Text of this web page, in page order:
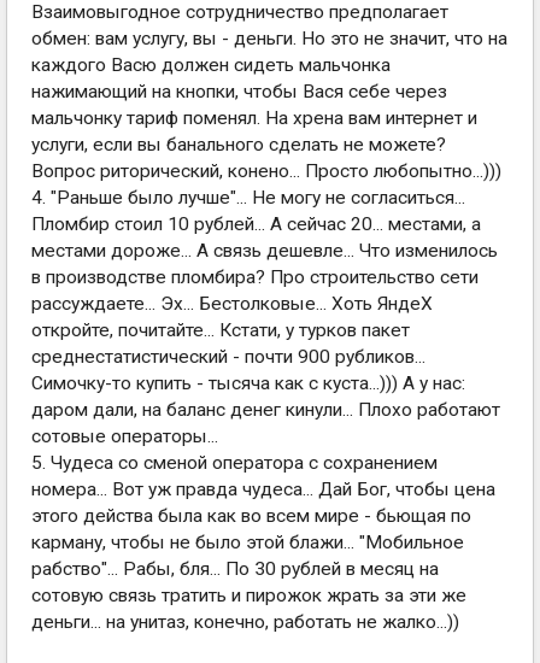
Взаимовыгодное сотрудничество предполагает
обмен: вам услугу, вы - деньги. Но это не значит, что на
каждого Васю должен сидеть мальчонка
нажимающий на кнопки, чтобы Вася себе через
мальчонку тариф поменял. На хрена вам интернет и
услуги, если вы банального сделать не можете?
Вопрос риторический, конено... Просто любопытно...)))
4. "Раньше было лучше"... Не могу не согласиться...
Пломбир стоил 10 рублей... А сейчас 20... местами, а
местами дороже... А связь дешевле... Что изменилось
в производстве пломбира? Про строительство сети
рассуждаете... Эх... Бестолковые... Хоть ЯндеХ
откройте, почитайте... Кстати, у турков пакет
среднестатистический - почти 900 рубликов...
Симочку-то купить - тысяча как с куста...))) А у нас:
даром дали, на баланс денег кинули... Плохо работают
сотовые операторы...
5. Чудеса со сменой оператора с сохранением
номера... Вот уж правда чудеса... Дай Бог, чтобы цена
этого действа была как во всем мире - бьющая по
карману, чтобы не было этой блажи... "Мобильное
рабство"... Рабы, бля... По 30 рублей в месяц на
сотовую связь тратить и пирожок жрать за эти же
деньги... на унитаз, конечно, работать не жалко...))